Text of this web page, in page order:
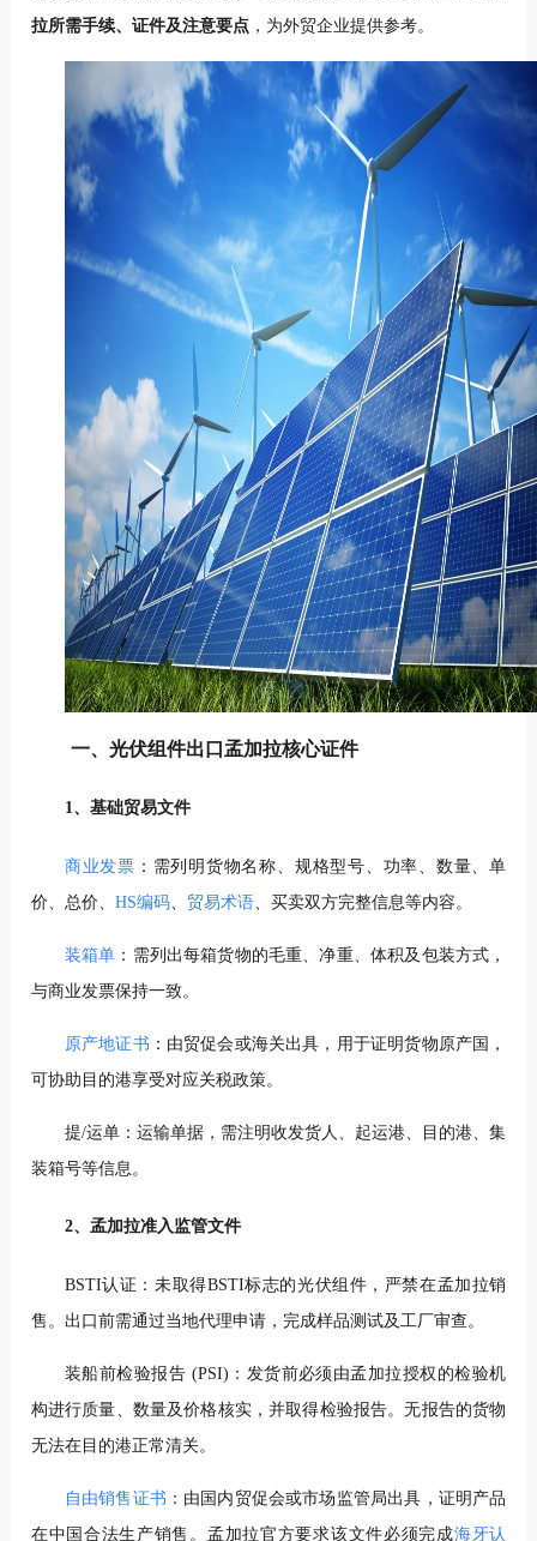
拉所需手续、证件及注意要点，为外贸企业提供参考。
一、光伏组件出口孟加拉核心证件
1、基础贸易文件
商业发票 ：需列明货物名称、规格型号、功率、数量、单
价、总价、 HS编码、 贸易术语、买卖双方完整信息等内容。
装箱单 ：需列出每箱货物的毛重、净重、体积及包装方式，
与商业发票保持一致。
原产地证书 ：由贸促会或海关出具，用于证明货物原产国，
可协助目的港享受对应关税政策。
提/运单：运输单据，需注明收发货人、起运港、目的港、集
装箱号等信息。
2、孟加拉准入监管文件
BSTI认证：未取得BSTI标志的光伏组件，严禁在孟加拉销
售。出口前需通过当地代理申请，完成样品测试及工厂审查。
装船前检验报告 (PSI)：发货前必须由孟加拉授权的检验机
构进行质量、数量及价格核实，并取得检验报告。无报告的货物
无法在目的港正常清关。
自由销售证书 ：由国内贸促会或市场监管局出具，证明产品
在中国合法生产销售。孟加拉官方要求该文件必须完成海牙认